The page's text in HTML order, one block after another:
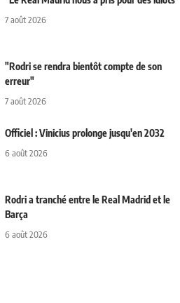
7 août 2026
"Rodri se rendra bientôt compte de son
erreur"
7 août 2026
Officiel : Vinicius prolonge jusqu'en 2032
6 août 2026
Rodri a tranché entre le Real Madrid et le
Barça
6 août 2026